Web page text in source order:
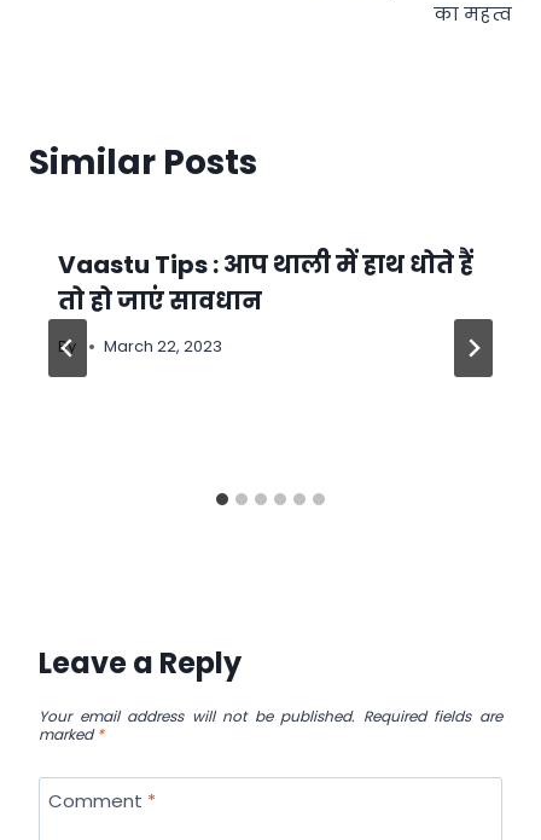
का महत्व
Similar Posts
Vaastu Tips : आप थाली में हाथ धोते हैं
तो हो जाएंं सावधान
By March 22, 2023
Leave a Reply
Your email address will not be published. Required fields are
marked*
Comment *